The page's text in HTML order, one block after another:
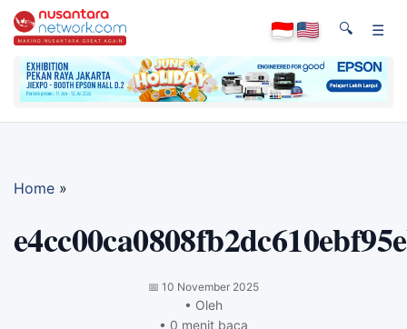
🔍 ☰
Home »
📅 10 November 2025
• Oleh
• 0 menit baca